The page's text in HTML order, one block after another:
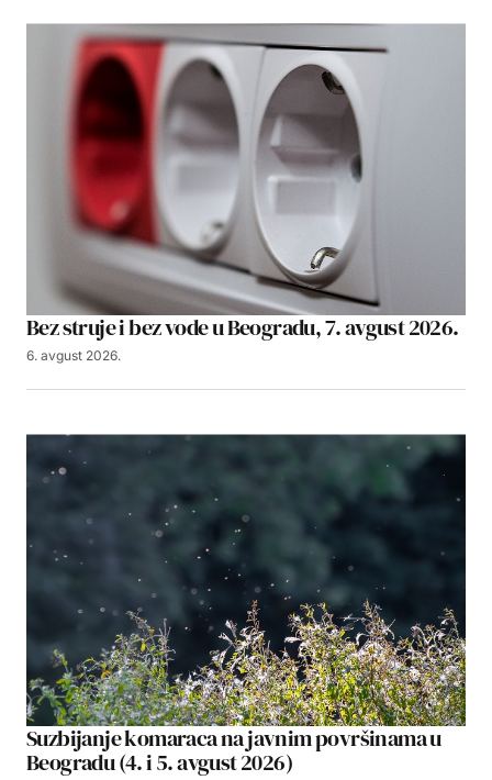
Bez struje i bez vode u Beogradu, 7. avgust 2026.
6. avgust 2026.
Suzbijanje komaraca na javnim površinama u
Beogradu (4. i 5. avgust 2026)